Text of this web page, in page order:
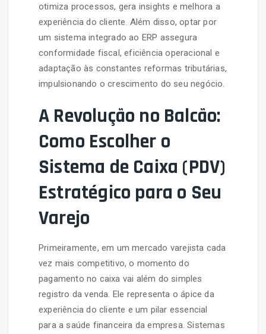
otimiza processos, gera insights e melhora a
experiência do cliente. Além disso, optar por
um sistema integrado ao ERP assegura
conformidade fiscal, eficiência operacional e
adaptação às constantes reformas tributárias,
impulsionando o crescimento do seu negócio.
A Revolução no Balcão:
Como Escolher o
Sistema de Caixa (PDV)
Estratégico para o Seu
Varejo
Primeiramente, em um mercado varejista cada
vez mais competitivo, o momento do
pagamento no caixa vai além do simples
registro da venda. Ele representa o ápice da
experiência do cliente e um pilar essencial
para a saúde financeira da empresa. Sistemas